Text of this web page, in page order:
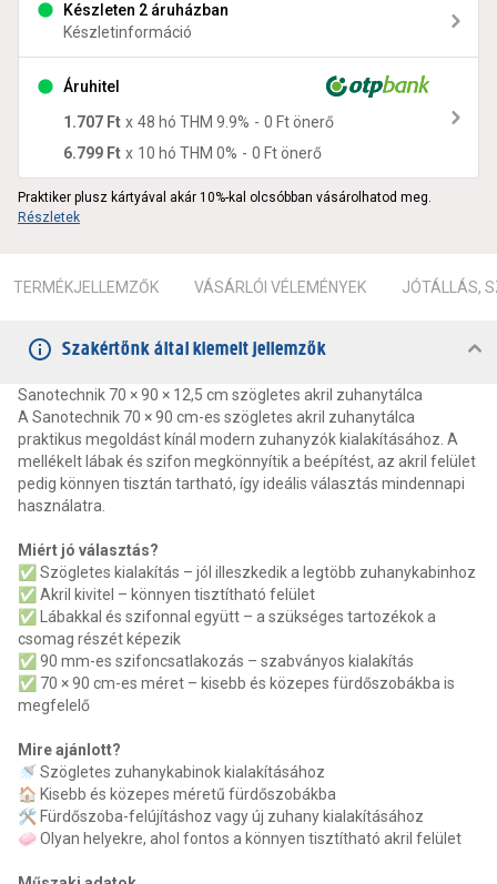
Készleten 2 áruházban
Készletinformáció
Áruhitel
1.707 Ft x 48 hó THM 9.9% - 0 Ftönerő
6.799 Ft x 10 hó THM 0% - 0 Ftönerő
Praktiker plusz kártyával akár 10%-kal olcsóbban vásárolhatod meg.
Részletek
TERMÉKJELLEMZŐK VÁSÁRLÓI VÉLEMÉNYEK JÓTÁLLÁS,
Szakértőnk által kiemelt jellemzők
Sanotechnik 70 × 90 × 12,5 cm szögletes akril zuhanytálca
A Sanotechnik 70 × 90 cm-es szögletes akril zuhanytálca
praktikus megoldást kínál modern zuhanyzók kialakításához. A
mellékelt lábak és szifon megkönnyítik a beépítést, az akril felület
pedig könnyen tisztán tartható, így ideális választás mindennapi
használatra.
Miért jó választás?
✅ Szögletes kialakítás – jól illeszkedik a legtöbb zuhanykabinhoz
✅ Akril kivitel – könnyen tisztítható felület
✅ Lábakkal és szifonnal együtt – a szükséges tartozékok a
csomag részét képezik
✅ 90 mm-es szifoncsatlakozás – szabványos kialakítás
✅ 70 × 90 cm-es méret – kisebb és közepes fürdőszobákba is
megfelelő
Mire ajánlott?
🚿 Szögletes zuhanykabinok kialakításához
🏠 Kisebb és közepes méretű fürdőszobákba
🛠 Fürdőszoba-felújításhoz vagy új zuhany kialakításához
🧼 Olyan helyekre, ahol fontos a könnyen tisztítható akril felület